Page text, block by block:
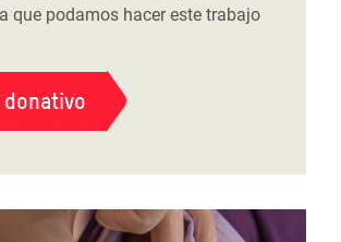
que podamos hacer este trabajo
donativo